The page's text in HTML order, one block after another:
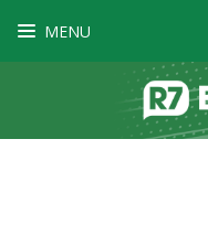
MENU